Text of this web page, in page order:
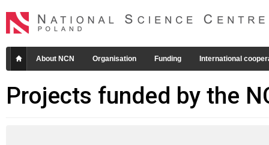
About NCN Organisation Funding International
Projects funded by the